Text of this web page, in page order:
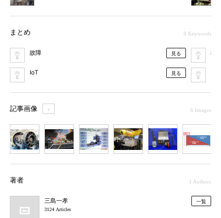
まとめ 8 Keywords
故障 見る
IoT 見る
稼
記事画像 ＋ 6 Images
著者 1 Authors
三島一孝
3124 Articles
一覧